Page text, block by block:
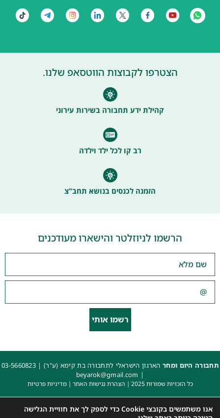
הצטרפו לקבוצות הווטסאפ שלנו.
קהילת ידע תחבורה בשירות עירוני
רב קו לכל ילד וילדה
הזמנה לכנסים בנושא תחב"צ
הרשמו לניוזלטר והישארו מעודכנים
רשמו אותי
תחבורה היום ומחרהארגון הישראלי לתחבורה בת קימא (ע"ר) | 03-5660823
|
beyarok@gmail.com
כל הזכויות שמורות 2025 | הצהרת נגישות האתר |מדיניות פרטיות
אנו משתמשים בקובצי Cookie כדי לספק לך את חוויית הגלישה